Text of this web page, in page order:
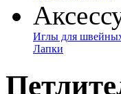
Иглы для
Лапки